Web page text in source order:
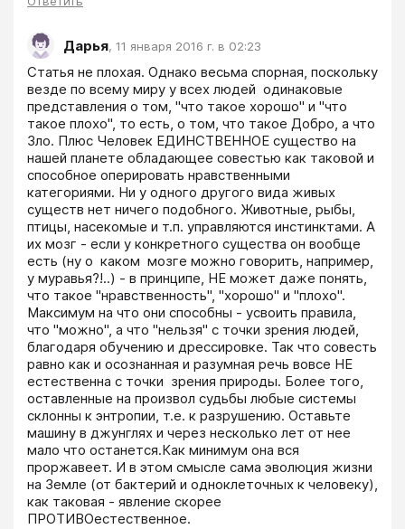
Дарья, 11 января 2016 г. в 02:23
Статья не плохая. Однако весьма спорная, поскольку
везде по всему миру у всех людей  одинаковые
представления о том, "что такое хорошо" и "что
такое плохо", то есть, о том, что такое Добро, а что
Зло. Плюс Человек ЕДИНСТВЕННОЕ существо на
нашей планете обладающее совестью как таковой и
способное оперировать нравственными
категориями. Ни у одного другого вида живых
существ нет ничего подобного. Животные, рыбы,
птицы, насекомые и т.п. управляются инстинктами. А
их мозг - если у конкретного существа он вообще
есть (ну о  каком  мозге можно говорить, например,
у муравья?!..) - в принципе, НЕ может даже понять,
что такое "нравственность", "хорошо" и "плохо".
Максимум на что они способны - усвоить правила,
что "можно", а что "нельзя" с точки зрения людей,
благодаря обучению и дрессировке. Так что совесть
равно как и осознанная и разумная речь вовсе НЕ
естественна с точки  зрения природы. Более того,
оставленные на произвол судьбы любые системы
склонны к энтропии, т.е. к разрушению. Оставьте
машину в джунглях и через несколько лет от нее
мало что останется.Как минимум она вся
проржавеет. И в этом смысле сама эволюция жизни
на Земле (от бактерий и одноклеточных к человеку),
как таковая - явление скорее
ПРОТИВОестественное.